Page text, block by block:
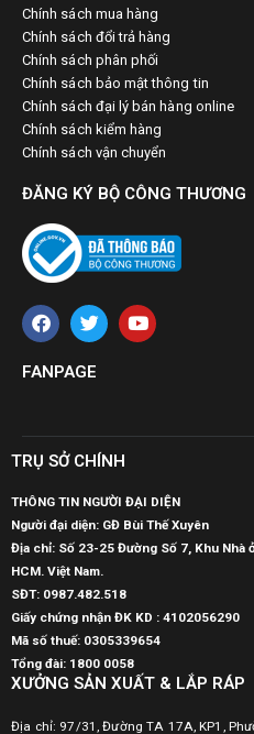
Chính sách mua hàng
Chính sách đổi trả hàng
Chính sách phân phối
Chính sách bảo mật thông tin
Chính sách đại lý bán hàng online
Chính sách kiểm hàng
Chính sách vận chuyển
ĐĂNG KÝ BỘ CÔNG THƯƠNG
FANPAGE
TRỤ SỞ CHÍNH
THÔNG TIN NGƯỜI ĐẠI DIỆN
Người đại diện: GĐ Bùi Thế Xuyên
Địa chỉ: Số 23-25 Đường Số 7, Khu Nhà
HCM. Việt Nam.
SĐT: 0987.482.518
Giấy chứng nhận ĐK KD : 4102056290
Mã số thuế: 0305339654
Tổng đài: 1800 0058
XƯỞNG SẢN XUẤT & LẮP RÁP
Địa chỉ: 97/31, Đường TA 17A, KP1,